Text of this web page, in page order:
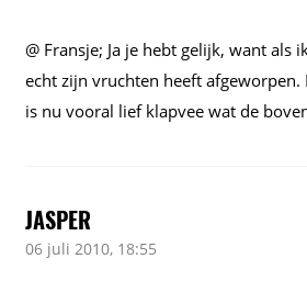
@ Fransje; Ja je hebt gelijk, want
echt zijn vruchten heeft
is nu vooral lief klapvee wat de
JASPER
06 juli 2010, 18:55